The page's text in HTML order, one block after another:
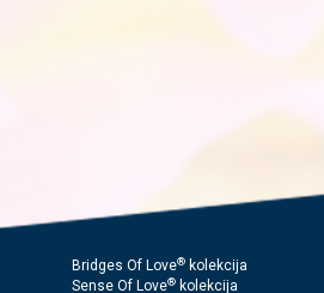
Bridges Of Love® kolekcija
Sense Of Love® kolekcija